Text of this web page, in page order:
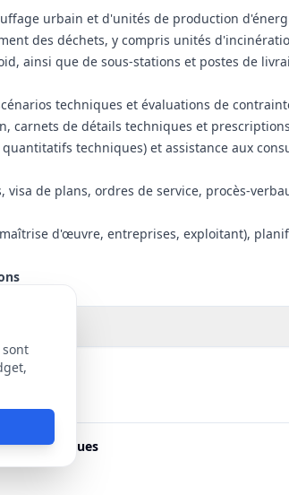
urbain et d'unités de production
des déchets, y compris unités
ainsi que de sous-stations et postes de
techniques et évaluations de
carnets de détails techniques et
techniques) et assistance aux
de plans, ordres de service, procès-
d'œuvre, entreprises, exploitant),
compétences, justification des capacités
de capacités à assurer la continuité
énergétiques